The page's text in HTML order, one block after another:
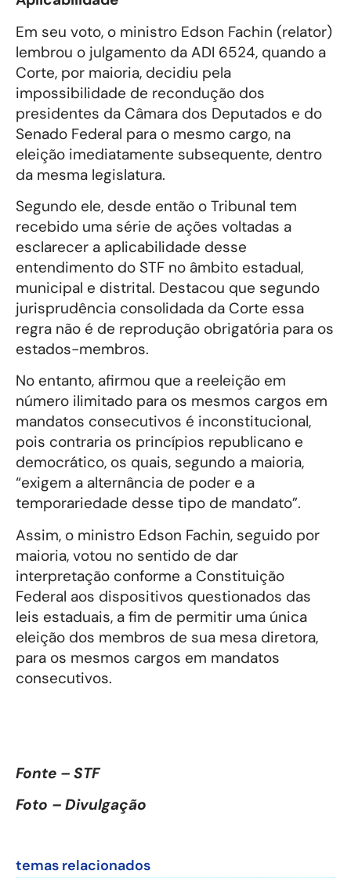
Em seu voto, o ministro Edson Fachin (relator)
lembrou o julgamento da ADI 6524, quando a
Corte, por maioria, decidiu pela
impossibilidade de recondução dos
presidentes da Câmara dos Deputados e do
Senado Federal para o mesmo cargo, na
eleição imediatamente subsequente, dentro
da mesma legislatura.
Segundo ele, desde então o Tribunal tem
recebido uma série de ações voltadas a
esclarecer a aplicabilidade desse
entendimento do STF no âmbito estadual,
municipal e distrital. Destacou que segundo
jurisprudência consolidada da Corte essa
regra não é de reprodução obrigatória para os
estados-membros.
No entanto, afirmou que a reeleição em
número ilimitado para os mesmos cargos em
mandatos consecutivos é inconstitucional,
pois contraria os princípios republicano e
democrático, os quais, segundo a maioria,
“exigem a alternância de poder e a
temporariedade desse tipo de mandato”.
Assim, o ministro Edson Fachin, seguido por
maioria, votou no sentido de dar
interpretação conforme a Constituição
Federal aos dispositivos questionados das
leis estaduais, a fim de permitir uma única
eleição dos membros de sua mesa diretora,
para os mesmos cargos em mandatos
consecutivos.
Fonte – STF
Foto – Divulgação
temas relacionados